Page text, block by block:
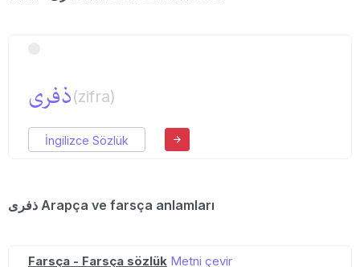
ذفری(zifra)
İngilizce Sözlük
ذفری Arapça ve farsça anlamları
Farsça - Farsça sözlük Metni çevir